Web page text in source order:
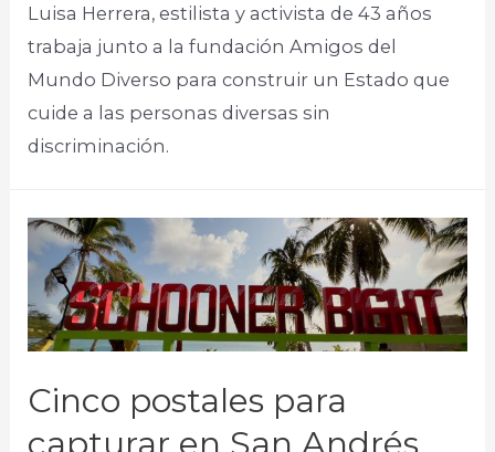
Luisa Herrera, estilista y activista de 43 años
trabaja junto a la fundación Amigos del
Mundo Diverso para construir un Estado que
cuide a las personas diversas sin
discriminación.
Cinco postales para
capturar en San Andrés